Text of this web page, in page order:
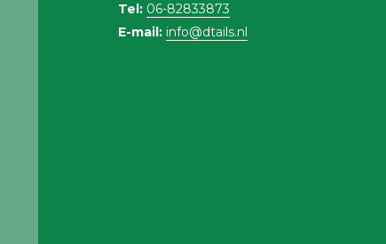
Tel: 06-82833873
E-mail: info@dtails.nl